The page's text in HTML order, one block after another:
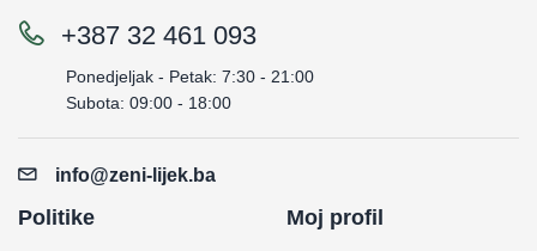
+387 32 461 093
Ponedjeljak - Petak: 7:30 - 21:00
Subota: 09:00 - 18:00
info@zeni-lijek.ba
Politike Moj profil